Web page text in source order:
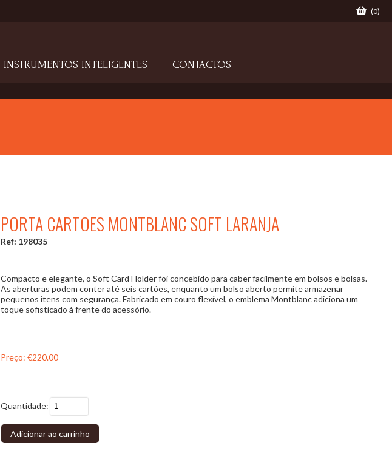
(0)
INSTRUMENTOS INTELIGENTES CONTACTOS
PORTA CARTOES MONTBLANC SOFT LARANJA
Ref: 198035
Compacto e elegante, o Soft Card Holder foi concebido para caber facilmente em bolsos e bolsas.
As aberturas podem conter até seis cartões, enquanto um bolso aberto permite armazenar
pequenos itens com segurança. Fabricado em couro flexível, o emblema Montblanc adiciona um
toque sofisticado à frente do acessório.
Preço: €220.00
Quantidade:
Adicionar ao carrinho